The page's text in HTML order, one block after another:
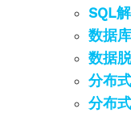
SQL
数据
数据
分布
分布